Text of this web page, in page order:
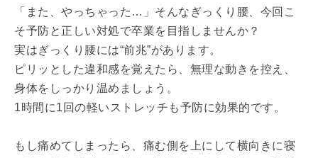
「また、やっちゃった…」そんなぎっくり腰、今回こ
そ予防と正しい対処で卒業を目指しませんか？
実はぎっくり腰には“前兆”があります。
ピリッとした違和感を覚えたら、無理な動きを控え、
身体をしっかり温めましょう。
1時間に1回の軽いストレッチも予防に効果的です。
もし痛めてしまったら、痛む側を上にして横向きに寝